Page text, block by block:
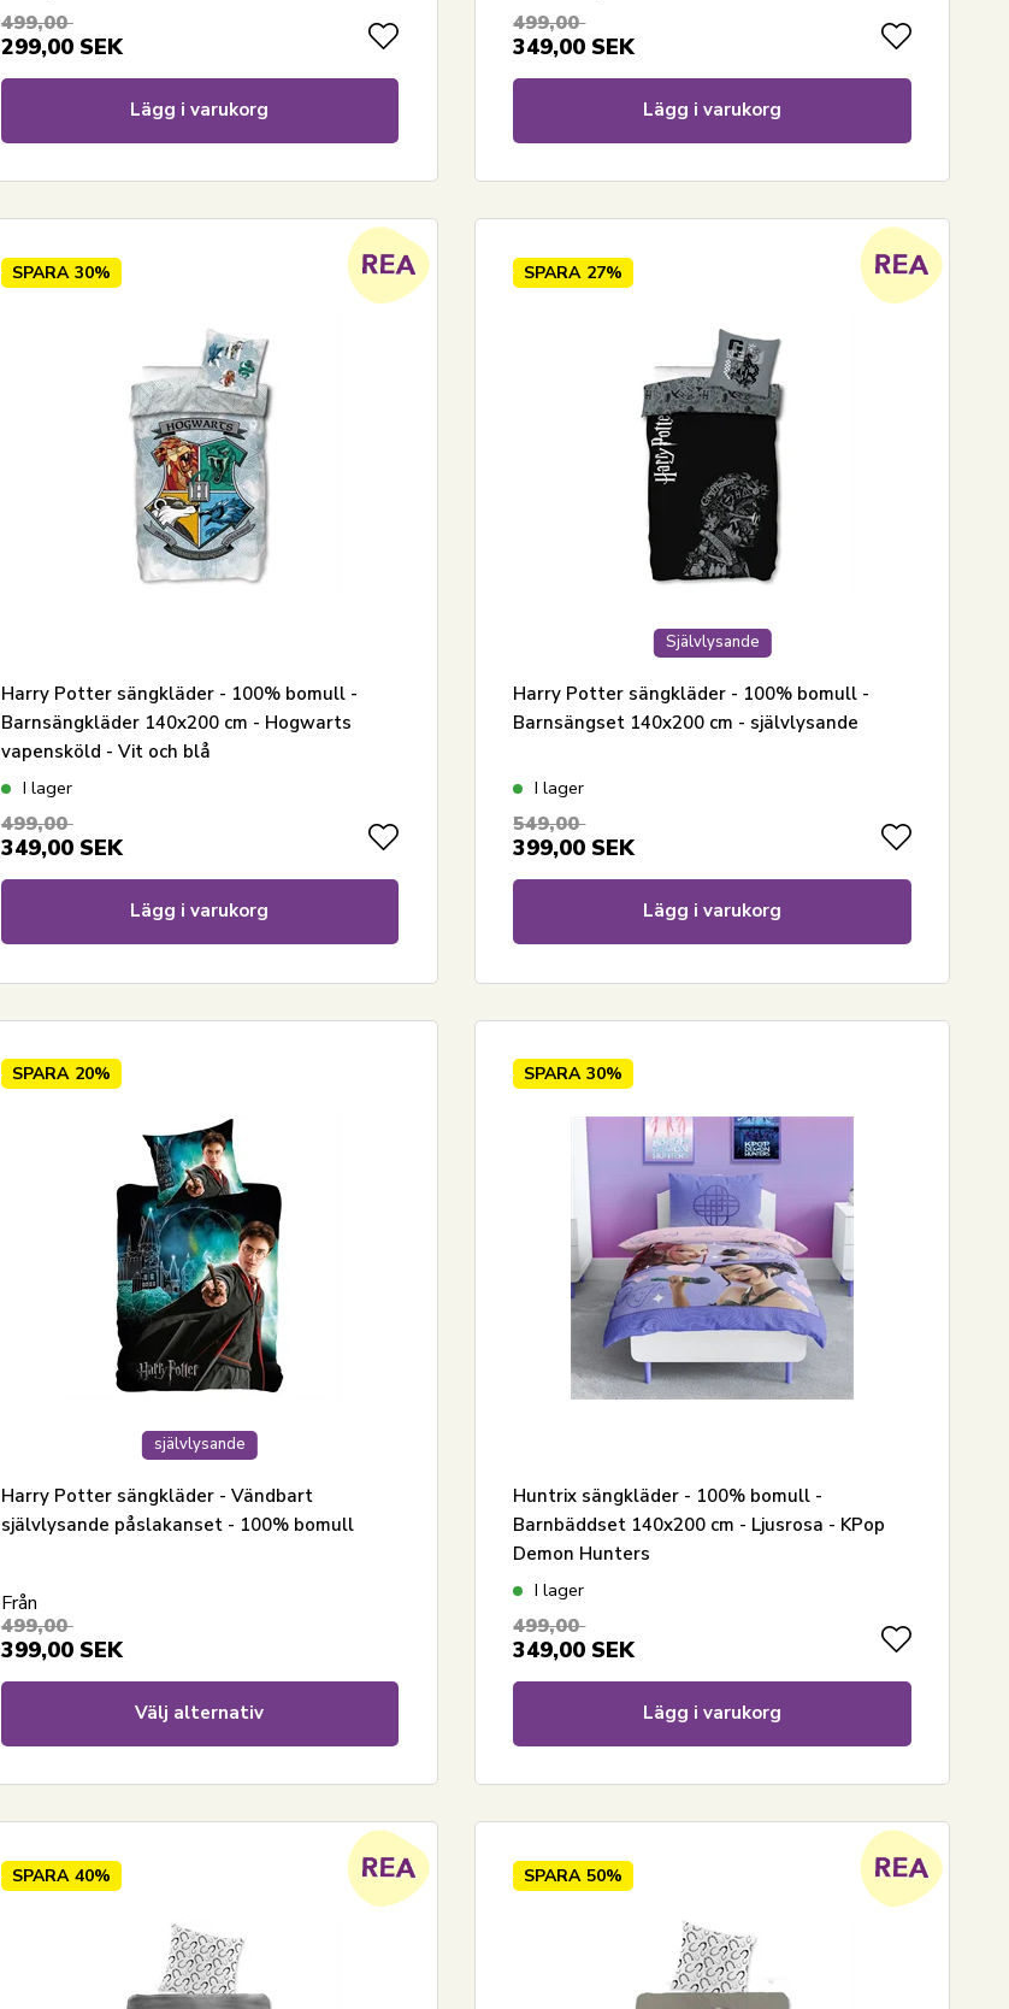
499,00
299,00 SEK
Lägg i varukorg
499,00
349,00 SEK
Lägg i varukorg
SPARA 30%
Harry Potter sängkläder - 100% bomull -
Barnsängkläder 140x200 cm - Hogwarts
vapensköld - Vit och blå
I lager
499,00
349,00 SEK
Lägg i varukorg
Självlysande
SPARA 27%
Harry Potter sängkläder - 100% bomull -
Barnsängset 140x200 cm - självlysande
I lager
549,00
399,00 SEK
Lägg i varukorg
självlysande
SPARA 20%
Harry Potter sängkläder - Vändbart
självlysande påslakanset - 100% bomull
Från
499,00
399,00 SEK
Välj alternativ
SPARA 30%
Huntrix sängkläder - 100% bomull -
Barnbäddset 140x200 cm - Ljusrosa - KPop
Demon Hunters
I lager
499,00
349,00 SEK
Lägg i varukorg
SPARA 40% SPARA 50%